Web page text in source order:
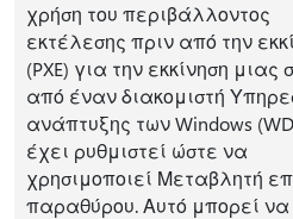
χρήση του περιβάλλοντος
εκτέλεσης πριν από την
(PXE) για την εκκίνηση μιας
από έναν διακομιστή
ανάπτυξης των Windows
έχει ρυθμιστεί ώστε να
χρησιμοποιεί Μεταβλητή
παραθύρου. Αυτό μπορεί να